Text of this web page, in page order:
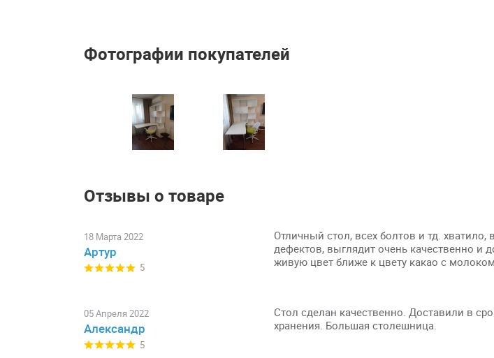
Фотографии покупателей
Отзывы о товаре
18 Марта 2022
Артур
5
Отличный стол, всех болтов и тд. хватило,
дефектов, выглядит очень качественно и
живую цвет ближе к цвету какао с
05 Апреля 2022
Александр
5
Стол сделан качественно. Доставили в
хранения. Большая столешница.